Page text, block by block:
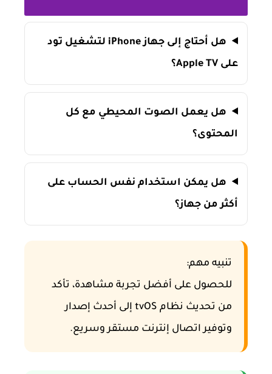
هل أحتاج إلى جهاز iPhone لتشغيل تود
على Apple TV؟
هل يعمل الصوت المحيطي مع كل
المحتوى؟
هل يمكن استخدام نفس الحساب على
أكثر من جهاز؟
تنبيه مهم:
للحصول على أفضل تجربة مشاهدة، تأكد
من تحديث نظام tvOS إلى أحدث إصدار
وتوفير اتصال إنترنت مستقر وسريع.